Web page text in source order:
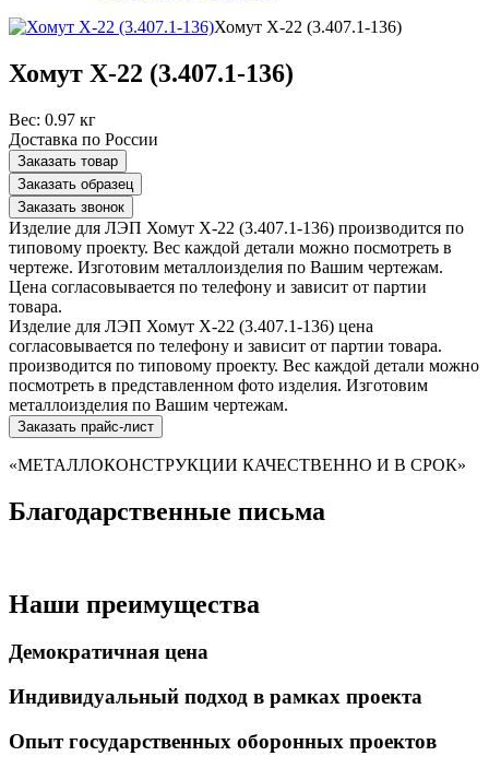
Хомут Х-22 (3.407.1-136)
Хомут Х-22 (3.407.1-136)
Вес: 0.97 кг
Доставка по России
Заказать товар
Заказать образец
Заказать звонок
Изделие для ЛЭП Хомут Х-22 (3.407.1-136) производится по
типовому проекту. Вес каждой детали можно посмотреть в
чертеже. Изготовим металлоизделия по Вашим чертежам.
Цена согласовывается по телефону и зависит от партии
товара.
Изделие для ЛЭП Хомут Х-22 (3.407.1-136) цена
согласовывается по телефону и зависит от партии товара.
производится по типовому проекту. Вес каждой детали можно
посмотреть в представленном фото изделия. Изготовим
металлоизделия по Вашим чертежам.
Заказать прайс-лист
«МЕТАЛЛОКОНСТРУКЦИИ КАЧЕСТВЕННО И В СРОК»
Благодарственные письма
Наши преимущества
Демократичная цена
Индивидуальный подход в рамках проекта
Опыт государственных оборонных проектов